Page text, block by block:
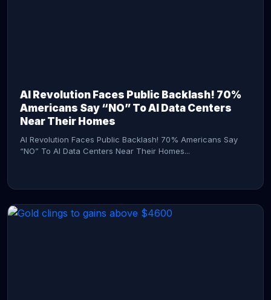
AI Revolution Faces Public Backlash! 70%
Americans Say “NO” To AI Data Centers
Near Their Homes
AI Revolution Faces Public Backlash! 70% Americans Say
“NO” To AI Data Centers Near Their Homes...